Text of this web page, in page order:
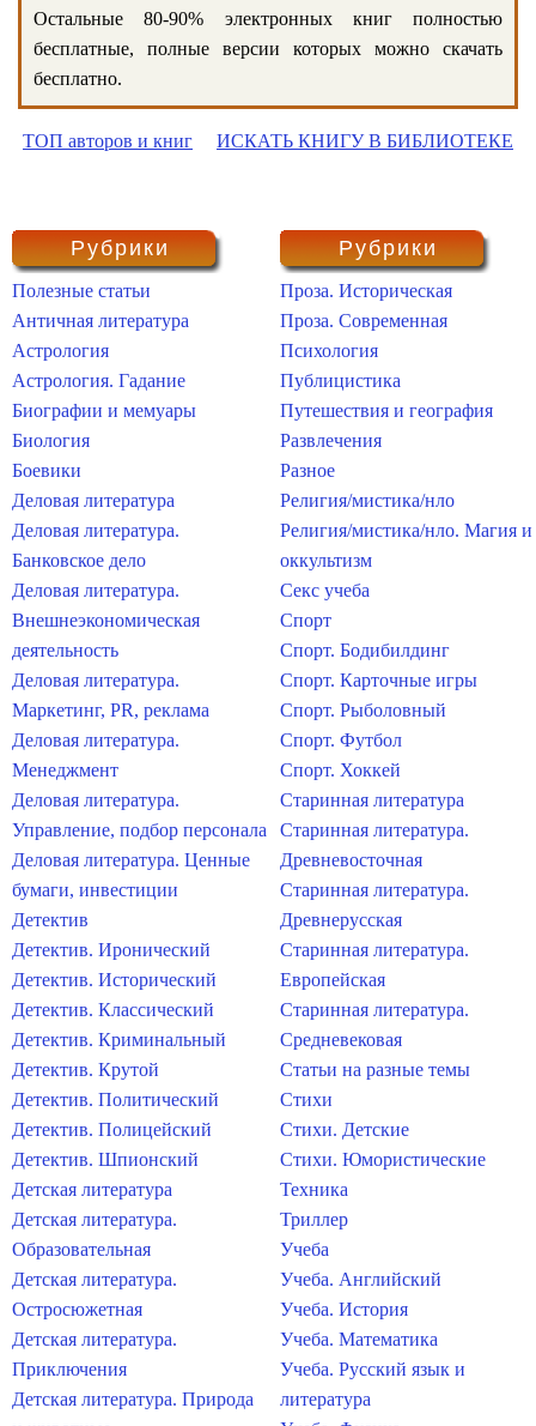
Остальные 80-90% электронных книг полностью
бесплатные, полные версии которых можно скачать
бесплатно.
ТОП авторов и книг ИСКАТЬ КНИГУ В БИБЛИОТЕКЕ
Рубрики
Полезные статьи
Античная литература
Астрология
Астрология. Гадание
Биографии и мемуары
Биология
Боевики
Деловая литература
Деловая литература.
Банковское дело
Деловая литература.
Внешнеэкономическая
деятельность
Деловая литература.
Маркетинг, PR, реклама
Деловая литература.
Менеджмент
Деловая литература.
Управление, подбор персонала
Деловая литература. Ценные
бумаги, инвестиции
Детектив
Детектив. Иронический
Детектив. Исторический
Детектив. Классический
Детектив. Криминальный
Детектив. Крутой
Детектив. Политический
Детектив. Полицейский
Детектив. Шпионский
Детская литература
Детская литература.
Образовательная
Детская литература.
Остросюжетная
Детская литература.
Приключения
Детская литература. Природа
Рубрики
Проза. Историческая
Проза. Современная
Психология
Публицистика
Путешествия и география
Развлечения
Разное
Религия/мистика/нло
Религия/мистика/нло. Магия и
оккультизм
Секс учеба
Спорт
Спорт. Бодибилдинг
Спорт. Карточные игры
Спорт. Рыболовный
Спорт. Футбол
Спорт. Хоккей
Старинная литература
Старинная литература.
Древневосточная
Старинная литература.
Древнерусская
Старинная литература.
Европейская
Старинная литература.
Средневековая
Статьи на разные темы
Стихи
Стихи. Детские
Стихи. Юмористические
Техника
Триллер
Учеба
Учеба. Английский
Учеба. История
Учеба. Математика
Учеба. Русский язык и
литература